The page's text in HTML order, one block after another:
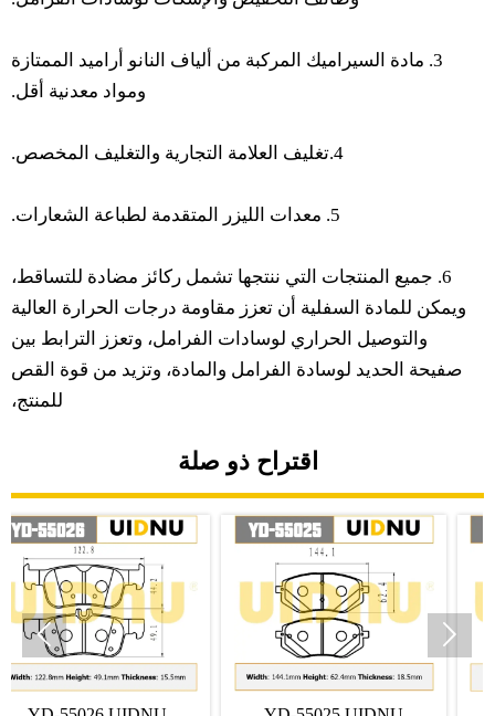
3. مادة السيراميك المركبة من ألياف النانو أراميد الممتازة
ومواد معدنية أقل.
4.تغليف العلامة التجارية والتغليف المخصص.
5. معدات الليزر المتقدمة لطباعة الشعارات.
6. جميع المنتجات التي ننتجها تشمل ركائز مضادة للتساقط،
ويمكن للمادة السفلية أن تعزز مقاومة درجات الحرارة العالية
والتوصيل الحراري لوسادات الفرامل، وتعزز الترابط بين
صفيحة الحديد لوسادة الفرامل والمادة، وتزيد من قوة القص
للمنتج،
اقتراح ذو صلة
 